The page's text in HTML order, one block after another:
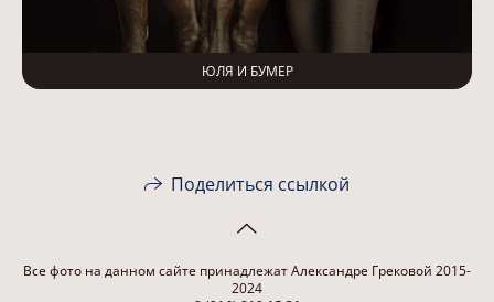
ЮЛЯ И БУМЕР
Поделиться ссылкой
Все фото на данном сайте принадлежат Александре Грековой 2015-
2024